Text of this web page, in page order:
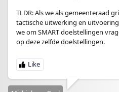
TLDR: Als we als gemeenteraad
tactische uitwerking en
we om SMART doelstellingen
op deze zelfde doelstellingen.